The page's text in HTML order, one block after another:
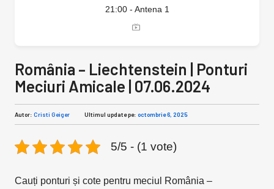
21:00 - Antena 1
România – Liechtenstein | Ponturi
Meciuri Amicale | 07.06.2024
Autor: Cristi Geiger Ultimul update pe: octombrie 6, 2025
5/5 - (1 vote)
Cauți ponturi și cote pentru meciul România –